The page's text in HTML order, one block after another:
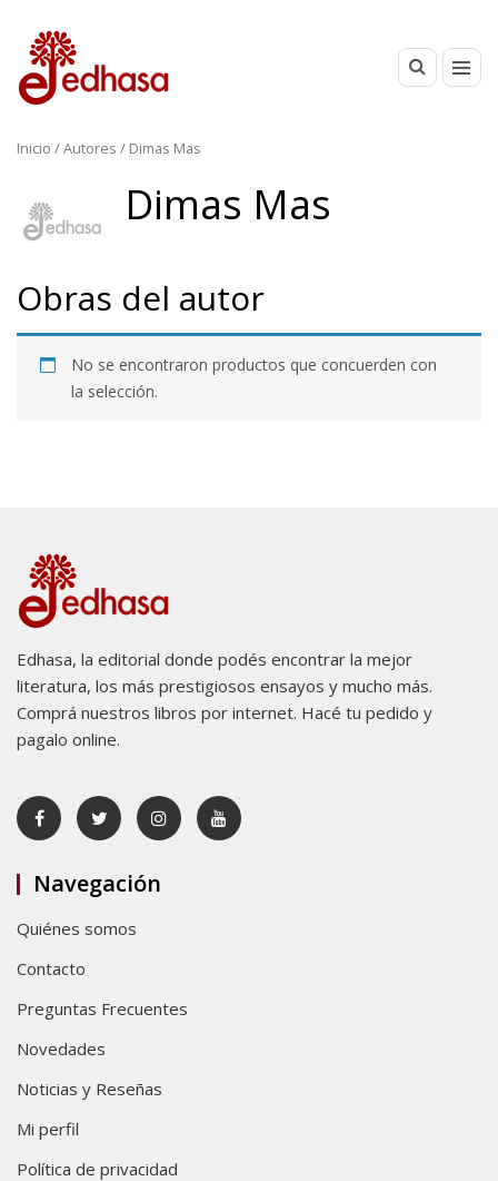
Inicio / Autores / Dimas Mas
Dimas Mas
Obras del autor
No se encontraron productos que concuerden con
la selección.
Edhasa, la editorial donde podés encontrar la mejor
literatura, los más prestigiosos ensayos y mucho más.
Comprá nuestros libros por internet. Hacé tu pedido y
pagalo online.
Navegación
Quiénes somos
Contacto
Preguntas Frecuentes
Novedades
Noticias y Reseñas
Mi perfil
Política de privacidad